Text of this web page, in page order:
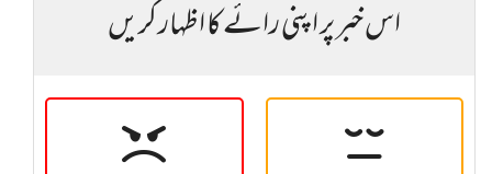
اس خبر پر اپنی رائے کا اظہار کریں